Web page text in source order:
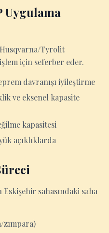
Uygulama
Husqvarna/Tyrolit
için seferber eder.
davranışı iyileştirme
ve eksenel kapasite
kapasitesi
açıklıklarda
Eskişehir sahasındaki saha
zımpara)